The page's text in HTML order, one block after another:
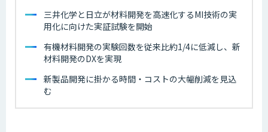
三井化学と日立が材料開発を高速化するMI技術の実
用化に向けた実証試験を開始
有機材料開発の実験回数を従来比約1/4に低減し、新
材料開発のDXを実現
新製品開発に掛かる時間・コストの大幅削減を見込
む